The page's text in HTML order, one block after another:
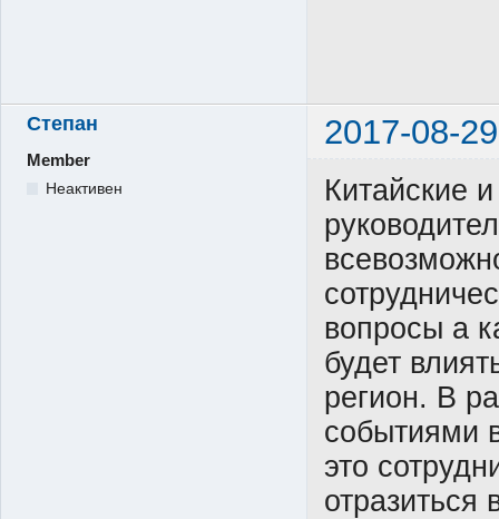
Степан 2017-08-
Member
Неактивен
Китайские
вопросы а
будет
регион. В
событиями
это
отразиться